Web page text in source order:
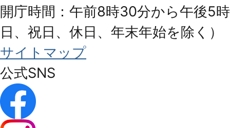
開庁時間：午前8時30分から午後5
日、祝日、休日、年末年始を除く）
サイトマップ
公式SNS